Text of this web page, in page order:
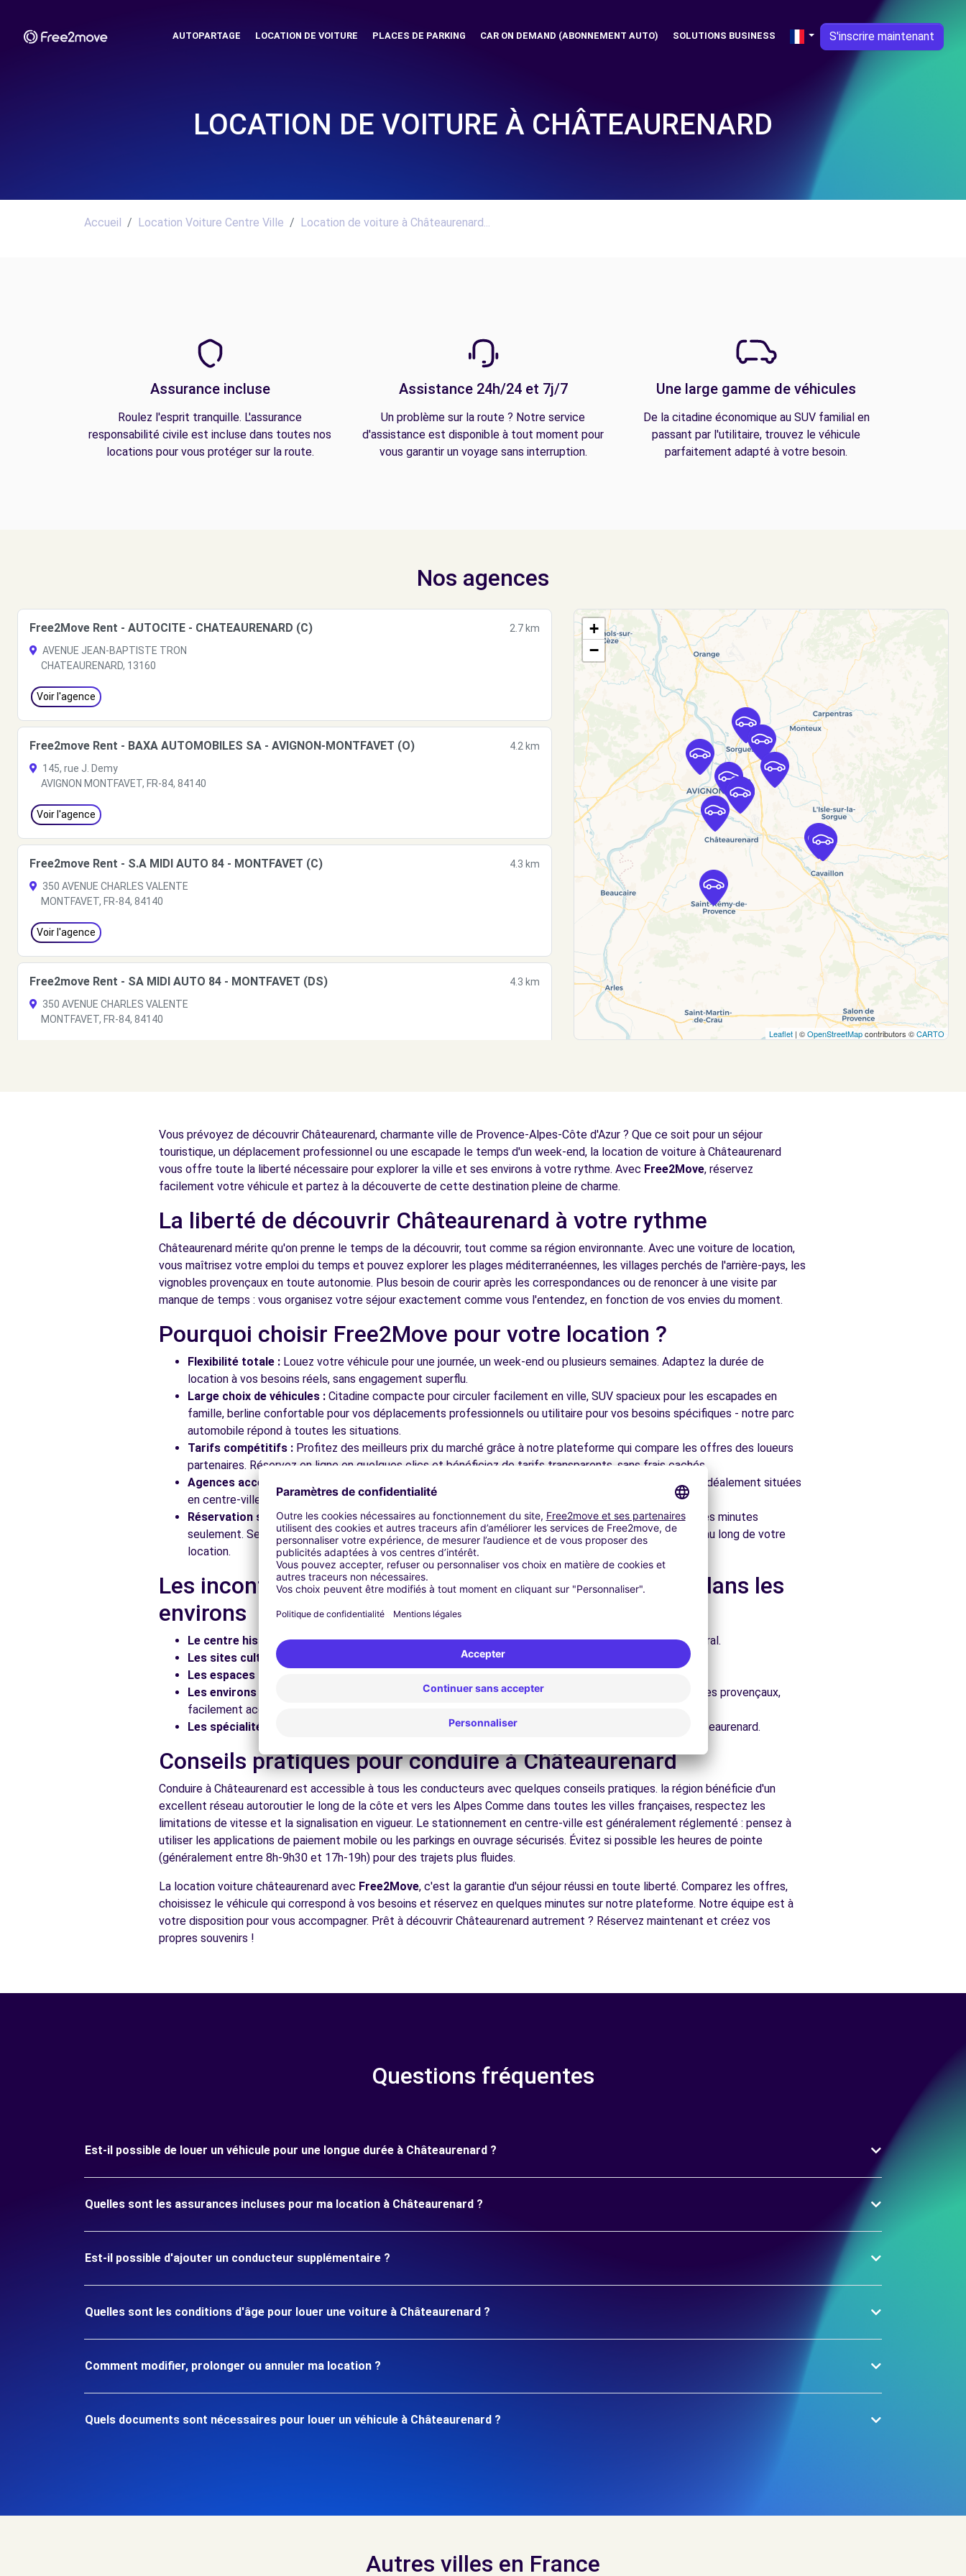
AUTOPARTAGE LOCATION DE VOITURE PLACES DE PARKING CAR ON DEMAND (ABONNEMENT AUTO) SOLUTIONS BUSINESS S'inscrire maintenant
LOCATION DE VOITURE À CHÂTEAURENARD
Accueil Location Voiture Centre Ville Location de voiture à Châteaurenard...
Assurance incluse
Roulez l'esprit tranquille. L'assurance
responsabilité civile est incluse dans toutes nos
locations pour vous protéger sur la route.
Assistance 24h/24 et 7j/7
Un problème sur la route ? Notre service
d'assistance est disponible à tout moment pour
vous garantir un voyage sans interruption.
Une large gamme de véhicules
De la citadine économique au SUV familial en
passant par l'utilitaire, trouvez le véhicule
parfaitement adapté à votre besoin.
Nos agences
Free2Move Rent - AUTOCITE - CHATEAURENARD (C)
2.7 km
AVENUE JEAN-BAPTISTE TRON
CHATEAURENARD, 13160
Voir l'agence
Free2move Rent - BAXA AUTOMOBILES SA - AVIGNON-MONTFAVET (O)
4.2 km
145, rue J. Demy
AVIGNON MONTFAVET, FR-84, 84140
Voir l'agence
Free2move Rent - S.A MIDI AUTO 84 - MONTFAVET (C)
4.3 km
350 AVENUE CHARLES VALENTE
MONTFAVET, FR-84, 84140
Voir l'agence
Free2move Rent - SA MIDI AUTO 84 - MONTFAVET (DS)
4.3 km
350 AVENUE CHARLES VALENTE
MONTFAVET, FR-84, 84140
Free2Move Rent - BERNARD FRERES - AVIGNON (C)
6.3 km
Free2Move Rent - SARL GARAGE BRUN - ST-SATURNIN-LES-AVIGNON (C)
10.4 km
ST-SATURNIN-LES-AVIGNON, 84450
Free2Move Rent - GLM ALPILLES AUTO - ST-REMY-DE-PROVENCE (C)
10.5 km
Free2Move Rent - GARAGE CHANCHOU - VILLENEUVE-LES-AVIGNON (C)
10.9 km
BOULEVARD FREDERIC MISTRAL
VILLENEUVE-LES-AVIGNON, 30400
Free2Move Rent - ATC VAUCLUSE - ENTRAIGUES-SUR-LA-SORGUE (C)
13.0 km
ENTRAIGUES-SUR-LA-SORGUE, 84320
Voir toutes les agences
+
−
Leaflet | ©OpenStreetMapcontributors ©CARTO
Vous prévoyez de découvrir Châteaurenard, charmante ville de Provence-Alpes-Côte d'Azur ? Que ce soit pour un séjour
touristique, un déplacement professionnel ou une escapade le temps d'un week-end, la location de voiture à Châteaurenard
vous offre toute la liberté nécessaire pour explorer la ville et ses environs à votre rythme. Avec Free2Move, réservez
facilement votre véhicule et partez à la découverte de cette destination pleine de charme.
La liberté de découvrir Châteaurenard à votre rythme
Châteaurenard mérite qu'on prenne le temps de la découvrir, tout comme sa région environnante. Avec une voiture de location,
vous maîtrisez votre emploi du temps et pouvez explorer les plages méditerranéennes, les villages perchés de l'arrière-pays, les
vignobles provençaux en toute autonomie. Plus besoin de courir après les correspondances ou de renoncer à une visite par
manque de temps : vous organisez votre séjour exactement comme vous l'entendez, en fonction de vos envies du moment.
Pourquoi choisir Free2Move pour votre location ?
Flexibilité totale : Louez votre véhicule pour une journée, un week-end ou plusieurs semaines. Adaptez la durée de
location à vos besoins réels, sans engagement superflu.
Large choix de véhicules : Citadine compacte pour circuler facilement en ville, SUV spacieux pour les escapades en
famille, berline confortable pour vos déplacements professionnels ou utilitaire pour vos besoins spécifiques - notre parc
automobile répond à toutes les situations.
Tarifs compétitifs : Profitez des meilleurs prix du marché grâce à notre plateforme qui compare les offres des loueurs
partenaires. Réservez en ligne en quelques clics et bénéficiez de tarifs transparents, sans frais cachés.
Agences accessibles :
Récupérez votre véhicule dans l'une de nos nombreuses agences partenaires, idéalement situées
en centre-ville, en gare ou près des aéroports pour faciliter le démarrage de votre séjour.
Réservation simplifiée :Notre plateforme intuitive vous permet de réserver votre véhicule en quelques minutes
seulement. Service client disponible pour répondre à toutes vos questions et vous accompagner tout au long de votre
location.
Les incontournables à découvrir à Châteaurenard et dans les
environs
Le centre historique :Flânez dans les ruelles du cœur de ville et découvrez son patrimoine architectural.
Les sites culturels :
Visitez les musées et monuments qui font la richesse de Châteaurenard.
Les espaces naturels :
Les environs :
Explorez les plages méditerranéennes, les villages perchés de l'arrière-pays, les vignobles provençaux,
facilement accessibles en voiture.
Les spécialités locales :
Découvrez la gastronomie régionale dans les restaurants et marchés de Châteaurenard.
Conseils pratiques pour conduire à Châteaurenard
Conduire à Châteaurenard est accessible à tous les conducteurs avec quelques conseils pratiques. la région bénéficie d'un
excellent réseau autoroutier le long de la côte et vers les Alpes Comme dans toutes les villes françaises, respectez les
limitations de vitesse et la signalisation en vigueur. Le stationnement en centre-ville est généralement réglementé : pensez à
utiliser les applications de paiement mobile ou les parkings en ouvrage sécurisés. Évitez si possible les heures de pointe
(généralement entre 8h-9h30 et 17h-19h) pour des trajets plus fluides.
La location voiture châteaurenard avec Free2Move, c'est la garantie d'un séjour réussi en toute liberté. Comparez les offres,
choisissez le véhicule qui correspond à vos besoins et réservez en quelques minutes sur notre plateforme. Notre équipe est à
votre disposition pour vous accompagner. Prêt à découvrir Châteaurenard autrement ? Réservez maintenant et créez vos
propres souvenirs !
Questions fréquentes
Est-il possible de louer un véhicule pour une longue durée à Châteaurenard ?
Quelles sont les assurances incluses pour ma location à Châteaurenard ?
Est-il possible d'ajouter un conducteur supplémentaire ?
Quelles sont les conditions d'âge pour louer une voiture à Châteaurenard ?
Comment modifier, prolonger ou annuler ma location ?
Quels documents sont nécessaires pour louer un véhicule à Châteaurenard ?
Autres villes en France